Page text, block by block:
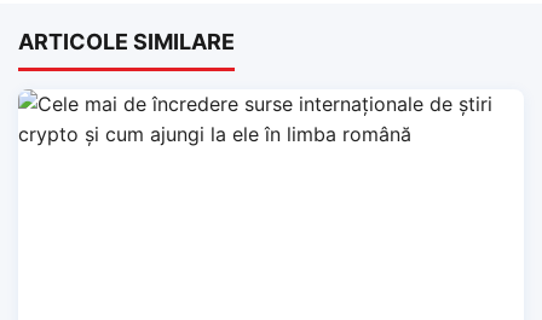
ARTICOLE SIMILARE